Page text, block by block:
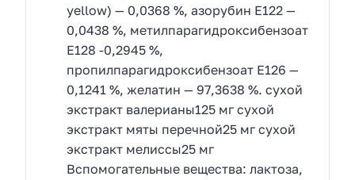
yellow) — 0,0368 %, азорубин Е122 —
0,0438 %, метилпарагидроксибензоат
Е128 -0,2945 %,
пропилпарагидроксибензоат Е126 —
0,1241 %, желатин — 97,3638 %. сухой
экстракт валерианы125 мг сухой
экстракт мяты перечной25 мг сухой
экстракт мелиссы25 мг
Вспомогательные вещества: лактоза,